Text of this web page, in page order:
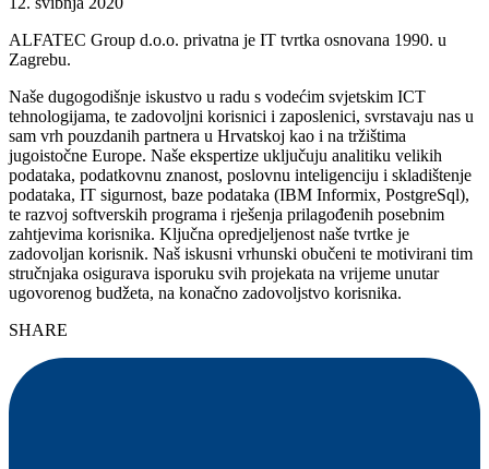
ALFATEC Group d.o.o. privatna je IT tvrtka osnovana 1990. u
Zagrebu.
Naše dugogodišnje iskustvo u radu s vodećim svjetskim ICT
tehnologijama, te zadovoljni korisnici i zaposlenici, svrstavaju nas u
sam vrh pouzdanih partnera u Hrvatskoj kao i na tržištima
jugoistočne Europe. Naše ekspertize uključuju analitiku velikih
podataka, podatkovnu znanost, poslovnu inteligenciju i skladištenje
podataka, IT sigurnost, baze podataka (IBM Informix, PostgreSql),
te razvoj softverskih programa i rješenja prilagođenih posebnim
zahtjevima korisnika. Ključna opredjeljenost naše tvrtke je
zadovoljan korisnik. Naš iskusni vrhunski obučeni te motivirani tim
stručnjaka osigurava isporuku svih projekata na vrijeme unutar
ugovorenog budžeta, na konačno zadovoljstvo korisnika.
SHARE